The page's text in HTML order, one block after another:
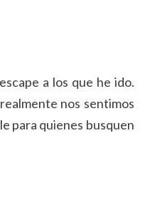
a los que he ido.
nos sentimos
para quienes busquen